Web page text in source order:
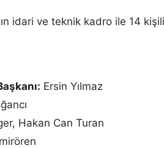
idari ve teknik kadro ile 14
Ersin Yılmaz
Hakan Can Turan